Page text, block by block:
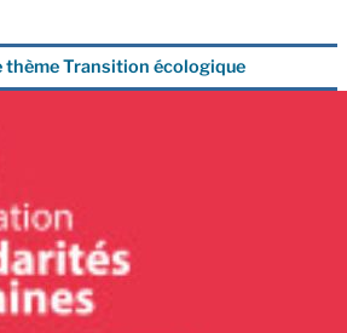
thème Transition écologique